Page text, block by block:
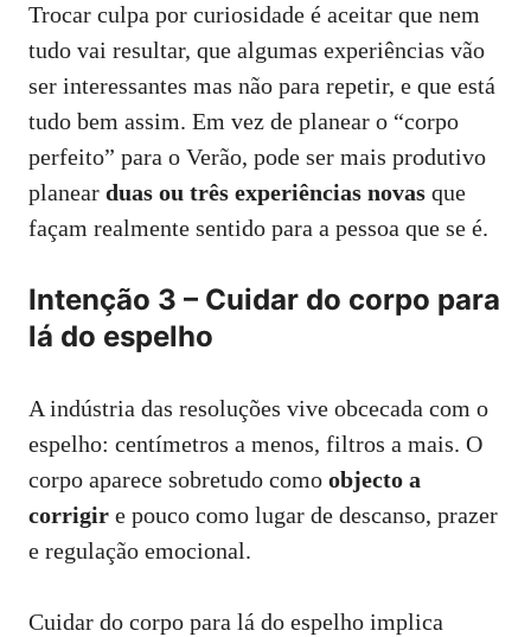
Trocar culpa por curiosidade é aceitar que nem
tudo vai resultar, que algumas experiências vão
ser interessantes mas não para repetir, e que está
tudo bem assim. Em vez de planear o “corpo
perfeito” para o Verão, pode ser mais produtivo
planear duas ou três experiências novas que
façam realmente sentido para a pessoa que se é.
Intenção 3 – Cuidar do corpo para
lá do espelho
A indústria das resoluções vive obcecada com o
espelho: centímetros a menos, filtros a mais. O
corpo aparece sobretudo como objecto a
corrigir e pouco como lugar de descanso, prazer
e regulação emocional.
Cuidar do corpo para lá do espelho implica